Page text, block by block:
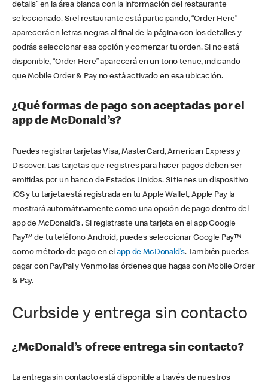
details” en la área blanca con la información del restaurante
seleccionado. Si el restaurante está participando, “Order Here”
aparecerá en letras negras al final de la página con los detalles y
podrás seleccionar esa opción y comenzar tu orden. Si no está
disponible, “Order Here” aparecerá en un tono tenue, indicando
que Mobile Order & Pay no está activado en esa ubicación.
¿Qué formas de pago son aceptadas por el
app de McDonald’s?
Puedes registrar tarjetas Visa, MasterCard, American Express y
Discover. Las tarjetas que registres para hacer pagos deben ser
emitidas por un banco de Estados Unidos. Si tienes un dispositivo
iOS y tu tarjeta está registrada en tu Apple Wallet, Apple Pay la
mostrará automáticamente como una opción de pago dentro del
app de McDonald’s . Si registraste una tarjeta en el app Google
Pay™ de tu teléfono Android, puedes seleccionar Google Pay™
como método de pago en elapp de McDonald’s. También puedes
pagar con PayPal y Venmo las órdenes que hagas con Mobile Order
& Pay.
Curbside y entrega sin contacto
¿McDonald’s ofrece entrega sin contacto?
La entrega sin contacto está disponible a través de nuestros